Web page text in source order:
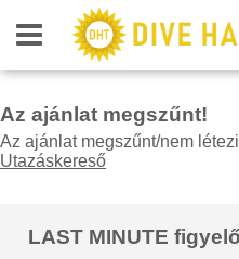
Az ajánlat megszűnt!
Az ajánlat megszűnt/nem
Utazáskereső
LAST MINUTE figyelő